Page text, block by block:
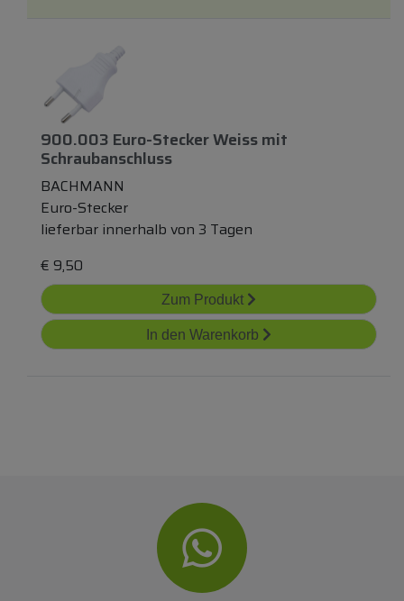
900.003 Euro-Stecker Weissmit
Schraubanschluss
BACHMANN
Euro-Stecker
lieferbar innerhalb von 3 Tagen
€ 9,50
Zum Produkt
In den Warenkorb